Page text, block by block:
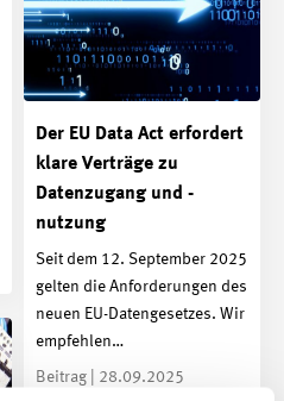
Der EU Data Act erfordert
klare Verträge zu
Datenzugang und -
nutzung
Seit dem 12. September 2025
gelten die Anforderungen des
neuen EU-Datengesetzes. Wir
empfehlen…
Beitrag | 28.09.2025